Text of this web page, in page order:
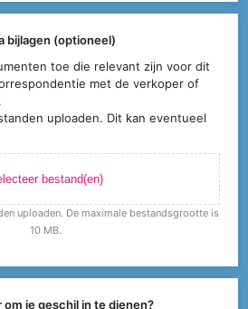
bijlagen (optioneel)
toe die relevant zijn voor dit
met de verkoper of
uploaden. Dit kan eventueel
bestand(en)
uploaden. De maximale bestandsgrootte is
10 MB.
om je geschil in te dienen?